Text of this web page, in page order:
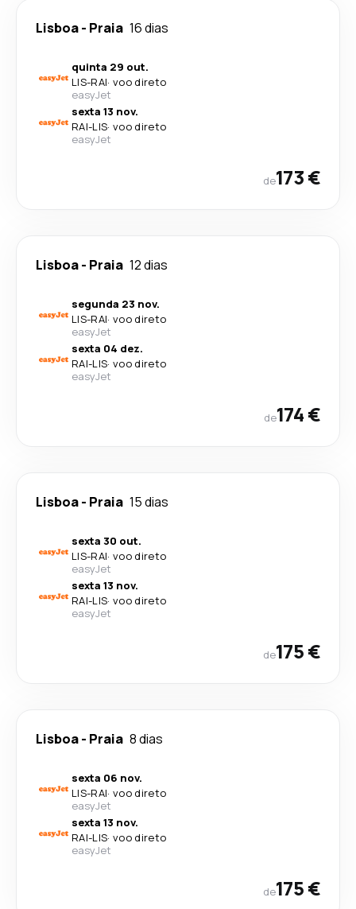
Lisboa- Praia 16 dias
quinta 29 out.
LIS-RAI· voo direto
easyJet
sexta 13 nov.
RAI-LIS· voo direto
easyJet
de173 €
Lisboa- Praia 12 dias
segunda 23 nov.
LIS-RAI· voo direto
easyJet
sexta 04 dez.
RAI-LIS· voo direto
easyJet
de174 €
Lisboa- Praia 15 dias
sexta 30 out.
LIS-RAI· voo direto
easyJet
sexta 13 nov.
RAI-LIS· voo direto
easyJet
de175 €
Lisboa- Praia 8 dias
sexta 06 nov.
LIS-RAI· voo direto
easyJet
sexta 13 nov.
RAI-LIS· voo direto
easyJet
de175 €